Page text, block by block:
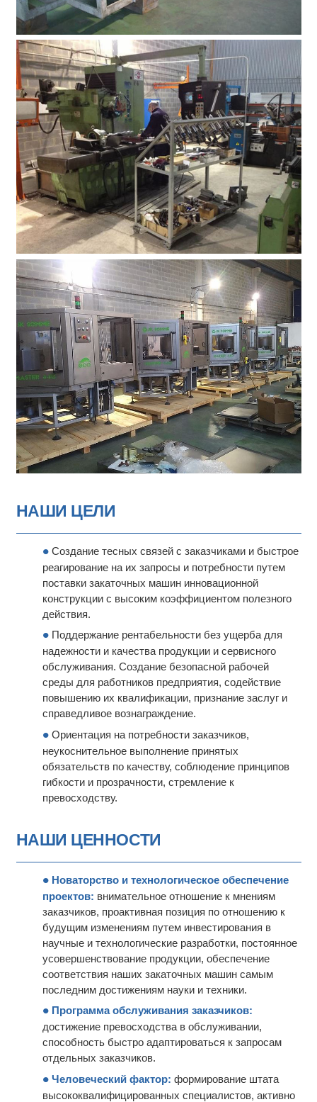
НАШИ ЦЕЛИ
Создание тесных связей с заказчиками и быстрое
реагирование на их запросы и потребности путем
поставки закаточных машин инновационной
конструкции с высоким коэффициентом полезного
действия.
Поддержание рентабельности без ущерба для
надежности и качества продукции и сервисного
обслуживания. Создание безопасной рабочей
среды для работников предприятия, содействие
повышению их квалификации, признание заслуг и
справедливое вознаграждение.
Ориентация на потребности заказчиков,
неукоснительное выполнение принятых
обязательств по качеству, соблюдение принципов
гибкости и прозрачности, стремление к
превосходству.
НАШИ ЦЕННОСТИ
Новаторство и технологическое обеспечение
проектов: внимательное отношение к мнениям
заказчиков, проактивная позиция по отношению к
будущим изменениям путем инвестирования в
научные и технологические разработки, постоянное
усовершенствование продукции, обеспечение
соответствия наших закаточных машин самым
последним достижениям науки и техники.
Программа обслуживания заказчиков:
достижение превосходства в обслуживании,
способность быстро адаптироваться к запросам
отдельных заказчиков.
Человеческий фактор: формирование штата
высококвалифицированных специалистов, активно